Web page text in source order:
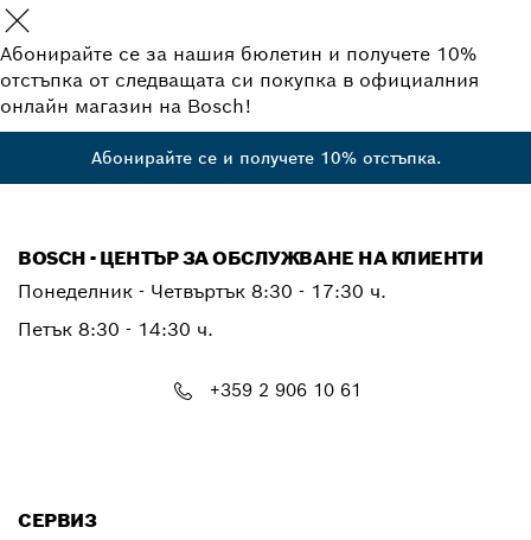
Абонирайте се за нашия бюлетин и получете 10%
отстъпка от следващата си покупка в официалния
онлайн магазин на Bosch!
Абонирайте се и получете 10% отстъпка.
BOSCH - ЦЕНТЪР ЗА ОБСЛУЖВАНЕ НА КЛИЕНТИ
Понеделник - Четвъртък 8:30 - 17:30 ч.
Петък 8:30 - 14:30 ч.
+359 2 906 10 61
СЕРВИЗ